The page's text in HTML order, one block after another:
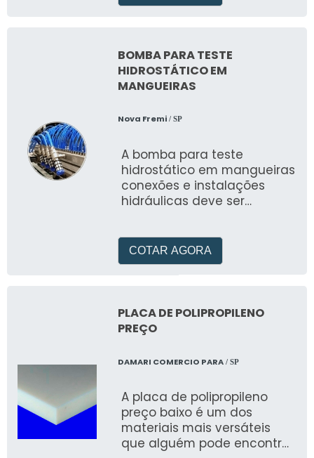
BOMBA PARA TESTE
HIDROSTÁTICO EM
MANGUEIRAS
Nova Fremi/ SP
A bomba para teste
hidrostático em mangueiras
conexões e instalações
hidráulicas deve ser
produ
COTAR AGORA
PLACA DE POLIPROPILENO
PREÇO
DAMARI COMERCIO PARA/ SP
A placa de polipropileno
preço baixo é um dos
materiais mais versáteis
que alguém pode encontrar